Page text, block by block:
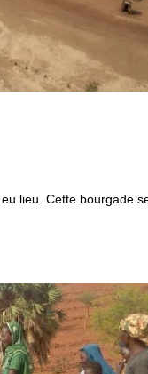
lieu. Cette bourgade